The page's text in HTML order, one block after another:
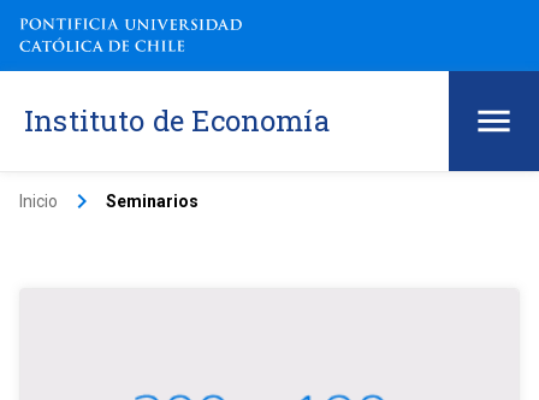
Instituto de Economía
Inicio keyboard_arrow_right Seminarios